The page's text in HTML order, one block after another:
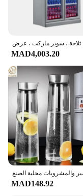
MAD4,003.20
MAD148.92